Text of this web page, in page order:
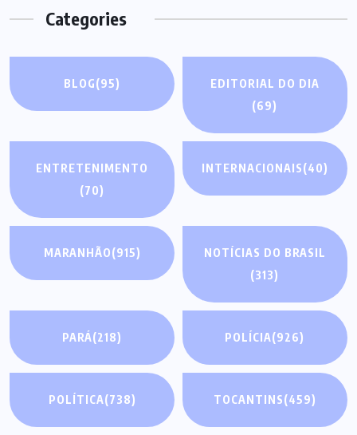
Categories
BLOG(95)
EDITORIAL DO DIA
(69)
ENTRETENIMENTO
(70)
INTERNACIONAIS(40)
MARANHÃO(915)
NOTÍCIAS DO BRASIL
(313)
PARÁ(218) POLÍCIA(926)
POLÍTICA(738) TOCANTINS(459)